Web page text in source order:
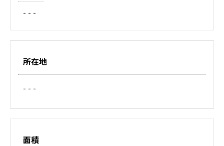
- - -
所在地
- - -
面積